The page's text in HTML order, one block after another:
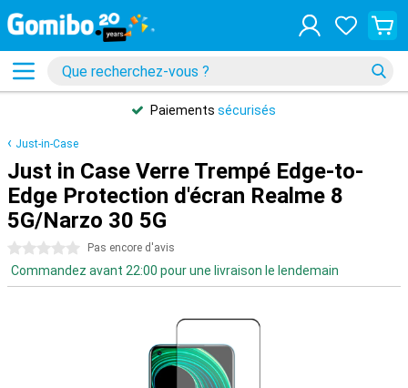
Paiements sécurisés
Just-in-Case
Just in Case Verre Trempé Edge-to-
Edge Protection d'écran Realme 8
5G/Narzo 30 5G
0 étoiles Pas encore d'avis
Commandez avant 22:00 pour une livraison le lendemain